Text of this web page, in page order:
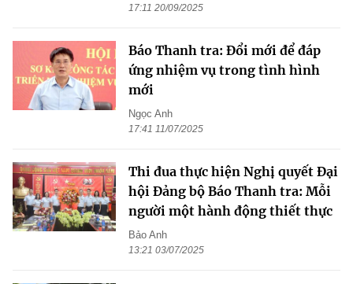
17:11 20/09/2025
Báo Thanh tra: Đổi mới để đáp
ứng nhiệm vụ trong tình hình
mới
Ngọc Anh
17:41 11/07/2025
Thi đua thực hiện Nghị quyết Đại
hội Đảng bộ Báo Thanh tra: Mỗi
người một hành động thiết thực
Bảo Anh
13:21 03/07/2025